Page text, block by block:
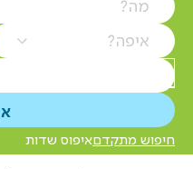
מה?
איפה?
חיפוש מתקדםאיפוס שדות